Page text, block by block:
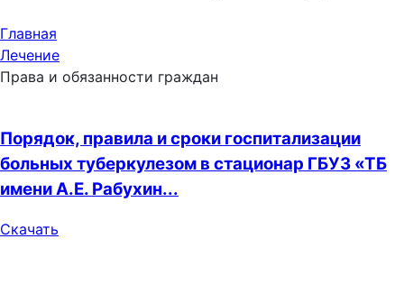
Главная
Лечение
Права и обязанности граждан
Порядок, правила и сроки госпитализации
больных туберкулезом в стационар ГБУЗ «ТБ
имени А.Е. Рабухин...
Скачать